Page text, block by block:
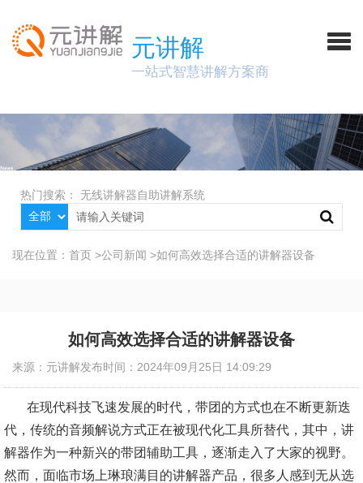
元讲解
一站式智慧讲解方案商
热门搜索： 无线讲解器自助讲解系统
现在位置： 首页 >公司新闻 >如何高效选择合适的讲解器设备
如何高效选择合适的讲解器设备
来源：元讲解发布时间：2024年09月25日 14:09:29
在现代科技飞速发展的时代，带团的方式也在不断更新迭
代，传统的音频解说方式正在被现代化工具所替代，其中，讲
解器作为一种新兴的带团辅助工具，逐渐走入了大家的视野。
然而，面临市场上琳琅满目的讲解器产品，很多人感到无从选